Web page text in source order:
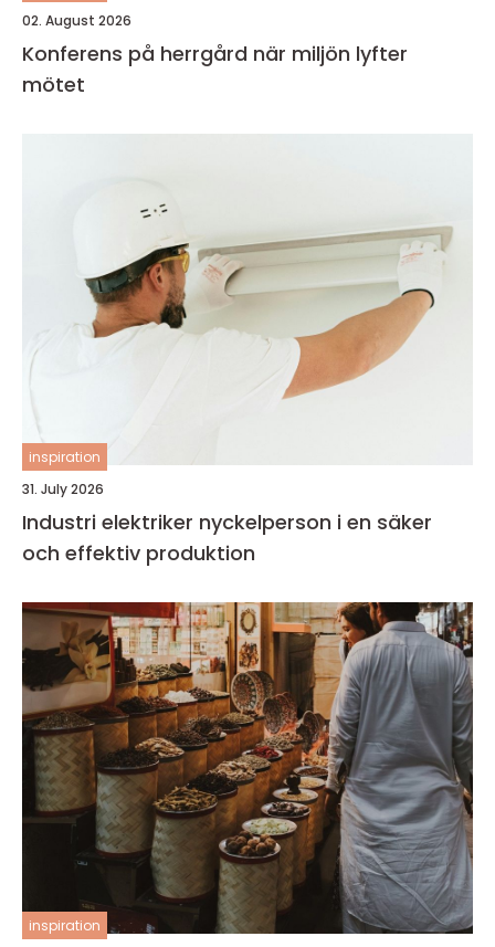
02. August 2026
Konferens på herrgård när miljön lyfter
mötet
inspiration
31. July 2026
Industri elektriker nyckelperson i en säker
och effektiv produktion
inspiration